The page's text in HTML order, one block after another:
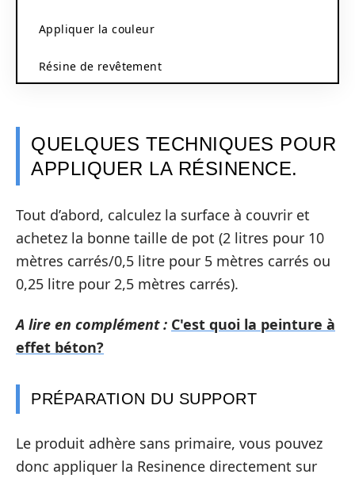
Appliquer la couleur
Résine de revêtement
QUELQUES TECHNIQUES POUR
APPLIQUER LA RÉSINENCE.
Tout d’abord, calculez la surface à couvrir et
achetez la bonne taille de pot (2 litres pour 10
mètres carrés/0,5 litre pour 5 mètres carrés ou
0,25 litre pour 2,5 mètres carrés).
A lire en complément : C'est quoi la peinture à
effet béton?
PRÉPARATION DU SUPPORT
Le produit adhère sans primaire, vous pouvez
donc appliquer la Resinence directement sur